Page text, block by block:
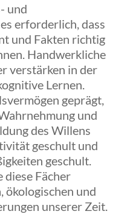
und
erforderlich, dass
und Fakten richtig
Handwerkliche
verstärken in der
Lernen.
geprägt,
und
des Willens
geschult und
geschult.
diese Fächer
ökologischen und
unserer Zeit.